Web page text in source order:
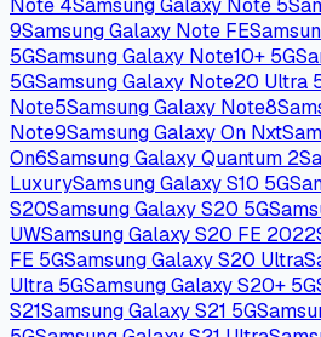
9Samsung Galaxy Note FE
5GSamsung Galaxy Note10+ 5G
5GSamsung Galaxy Note20 Ultra
Note5Samsung Galaxy Note8
Note9Samsung Galaxy On Nxt
On6Samsung Galaxy Quantum 2
LuxurySamsung Galaxy S10 5G
S20Samsung Galaxy S20 5G
UWSamsung Galaxy S20 FE 2022
FE 5GSamsung Galaxy S20 Ultra
Ultra 5GSamsung Galaxy S20+ 5G
S21Samsung Galaxy S21 5G